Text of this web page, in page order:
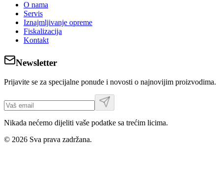
O nama
Servis
Iznajmljivanje opreme
Fiskalizacija
Kontakt
Newsletter
Prijavite se za specijalne ponude i novosti o najnovijim proizvodima.
Nikada nećemo dijeliti vaše podatke sa trećim licima.
© 2026 Sva prava zadržana.